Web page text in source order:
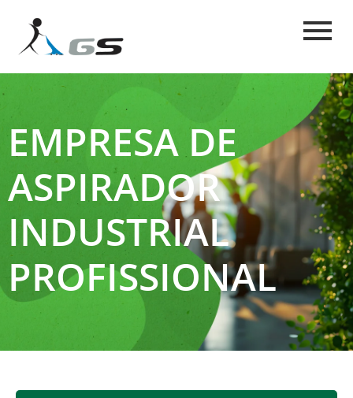
EMPRESA DE
ASPIRADOR
INDUSTRIAL
PROFISSIONAL